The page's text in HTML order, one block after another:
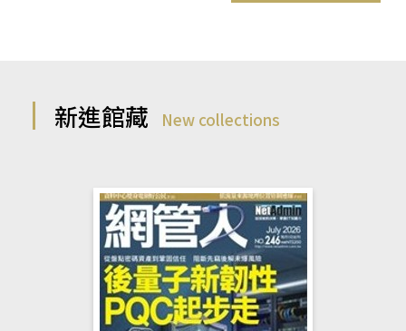
新進館藏 New collections